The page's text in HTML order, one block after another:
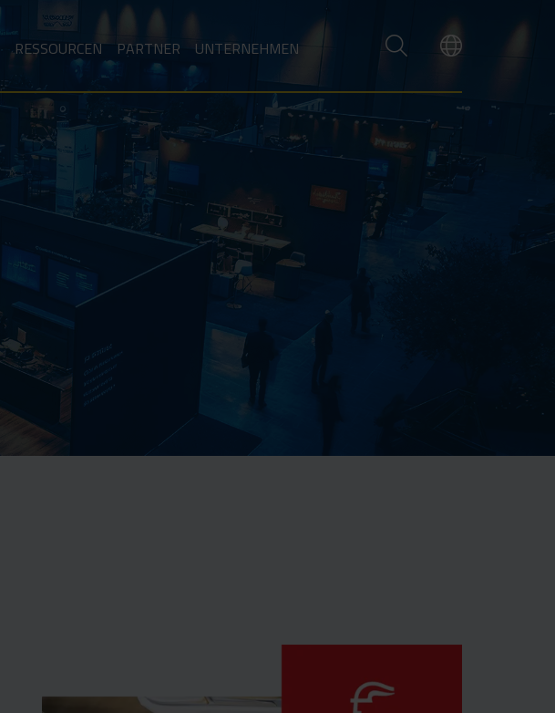
RESSOURCEN PARTNER UNTERNEHMEN